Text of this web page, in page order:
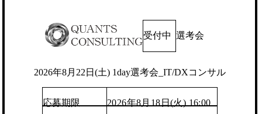
受付中 選考会
2026年8月22日(土) 1day選考会_IT/DXコンサル
応募期限
2026年8月18日(火) 16:00